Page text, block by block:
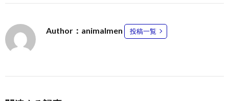
Author：animalmen 投稿一覧